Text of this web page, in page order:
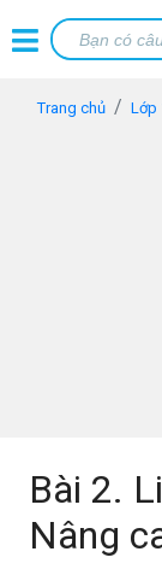
Trang chủ Lớp
Bài 2.
Nâng